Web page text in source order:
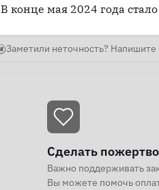
В конце мая 2024 года
Заметили неточность? Напишите
Сделать
Важно поддерживать
Вы можете помочь